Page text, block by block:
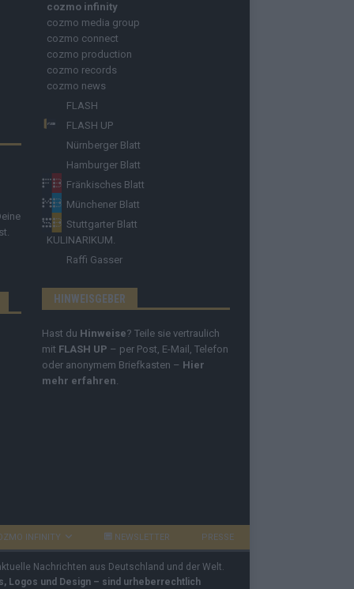
cozmo infinity
cozmo media group
cozmo connect
cozmo production
cozmo records
cozmo news
FLASH
FLASH UP
Nürnberger Blatt
Hamburger Blatt
Fränkisches Blatt
Münchener Blatt
Stuttgarter Blatt
KULINARIKUM.
Raffi Gasser
HINWEISGEBER
Hast du Hinweise? Teile sie vertraulich
mit FLASH UP – per Post, E-Mail, Telefon
oder anonymem Briefkasten – Hier
mehr erfahren.
INFINITY NEWSLETTER PRESSE
Nachrichten aus Deutschland und der Welt.
Logos und Design – sind urheberrechtlich